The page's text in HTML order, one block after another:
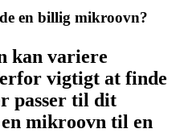
en billig mikroovn?
kan variere
vigtigt at finde
passer til dit
mikroovn til en